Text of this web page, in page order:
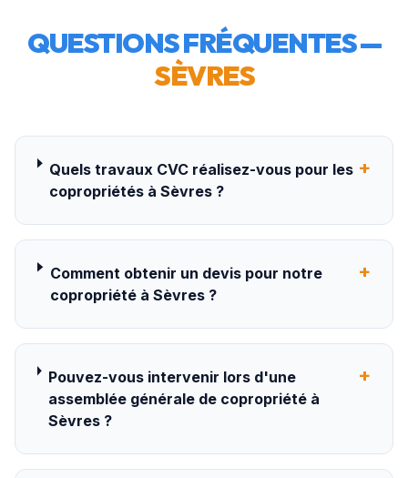
QUESTIONS FRÉQUENTES —
SÈVRES
Quels travaux CVC réalisez-vous pour les
copropriétés à Sèvres ?
+
Comment obtenir un devis pour notre
copropriété à Sèvres ?
+
Pouvez-vous intervenir lors d'une
assemblée générale de copropriété à
Sèvres ?
+